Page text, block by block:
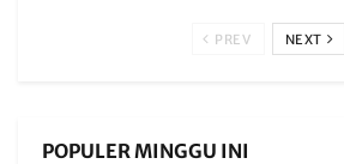
PREV NEXT
POPULER MINGGU INI